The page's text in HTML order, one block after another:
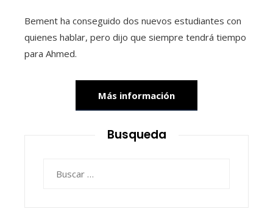
Bement ha conseguido dos nuevos estudiantes con
quienes hablar, pero dijo que siempre tendrá tiempo
para Ahmed.
Más información
Busqueda